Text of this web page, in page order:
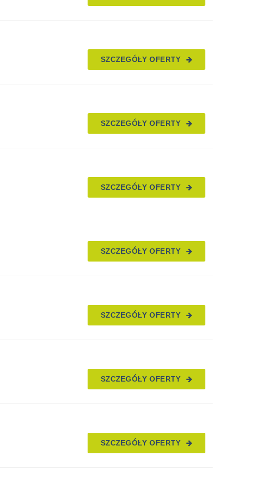
SZCZEGÓŁY OFERTY
SZCZEGÓŁY OFERTY
SZCZEGÓŁY OFERTY
SZCZEGÓŁY OFERTY
SZCZEGÓŁY OFERTY
SZCZEGÓŁY OFERTY
SZCZEGÓŁY OFERTY